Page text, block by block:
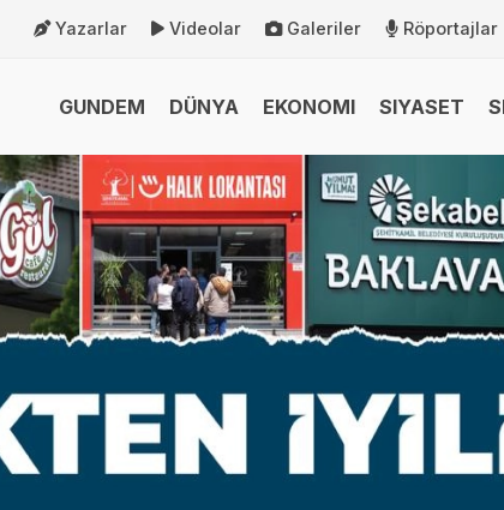
Yazarlar Videolar Galeriler Röportajlar
GUNDEM DÜNYA EKONOMI SIYASET